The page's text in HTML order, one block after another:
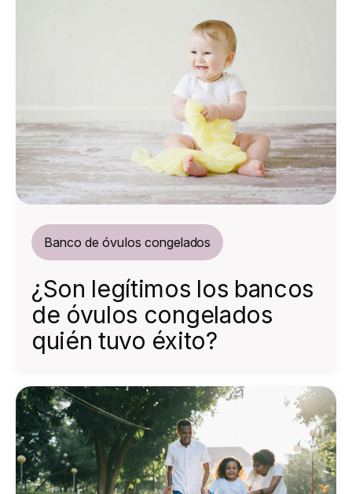
Banco de óvulos congelados
¿Son legítimos los bancos
de óvulos congelados
quién tuvo éxito?